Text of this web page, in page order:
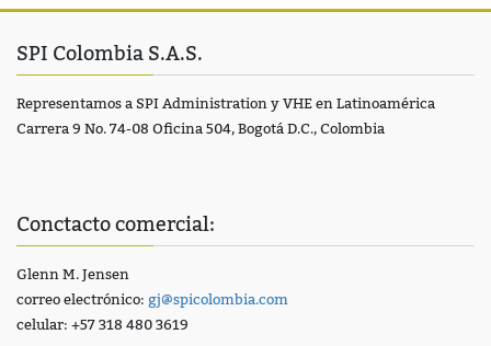
SPI Colombia S.A.S.
Representamos a SPI Administration y VHE en Latinoamérica
Carrera 9 No. 74-08 Oficina 504, Bogotá D.C., Colombia
Conctacto comercial:
Glenn M. Jensen
correo electrónico:gj@spicolombia.com
celular: +57 318 480 3619